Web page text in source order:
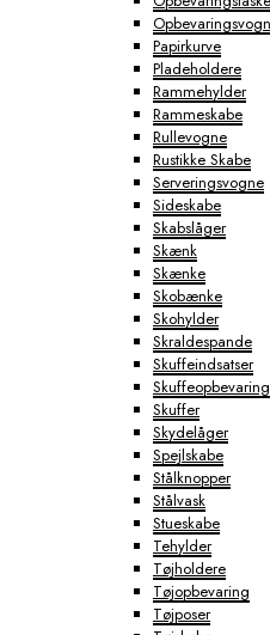
Papirkurve
Pladeholdere
Rammehylder
Rammeskabe
Rullevogne
Rustikke Skabe
Serveringsvogne
Sideskabe
Skabslåger
Skænk
Skænke
Skobænke
Skohylder
Skraldespande
Skuffeindsatser
Skuffeopbevaring
Skuffer
Skydelåger
Spejlskabe
Stålknopper
Stålvask
Stueskabe
Tehylder
Tøjholdere
Tøjopbevaring
Tøjposer